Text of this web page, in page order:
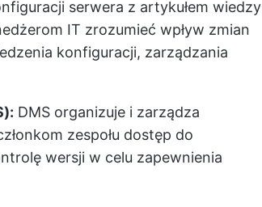
serwera z artykułem wiedzy
IT zrozumieć wpływ zmian
konfiguracji, zarządzania
DMS organizuje i zarządza
zespołu dostęp do
wersji w celu zapewnienia